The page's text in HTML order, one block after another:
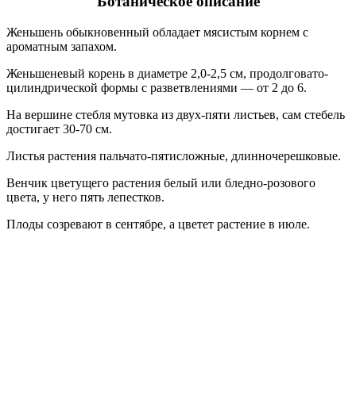
Женьшень обыкновенный обладает мясистым корнем с
ароматным запахом.
Женьшеневый корень в диаметре 2,0-2,5 см, продолговато-
цилиндрической формы с разветвлениями — от 2 до 6.
На вершине стебля мутовка из двух-пяти листьев, сам стебель
достигает 30-70 см.
Листья растения пальчато-пятисложные, длинночерешковые.
Венчик цветущего растения белый или бледно-розового
цвета, у него пять лепестков.
Плоды созревают в сентябре, а цветет растение в июле.